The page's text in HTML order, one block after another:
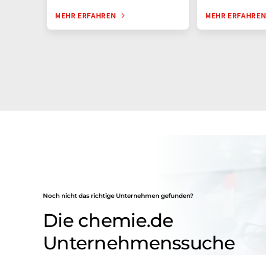
MEHR ERFAHREN MEHR ERFAHREN
Noch nicht das richtige Unternehmen gefunden?
Die chemie.de
Unternehmenssuche